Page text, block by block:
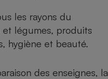
les rayons du
et légumes, produits
hygiène et beauté.
des enseignes, la